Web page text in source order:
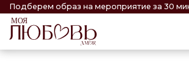
Подберем образ на мероприятие за 30 минут